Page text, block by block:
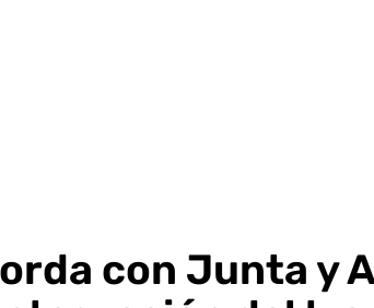
con Junta y